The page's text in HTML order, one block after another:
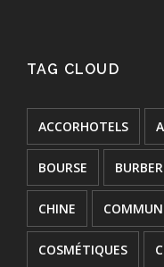
TAG CLOUD
ACCORHOTELS
BOURSE
CHINE
COSMÉTIQUES